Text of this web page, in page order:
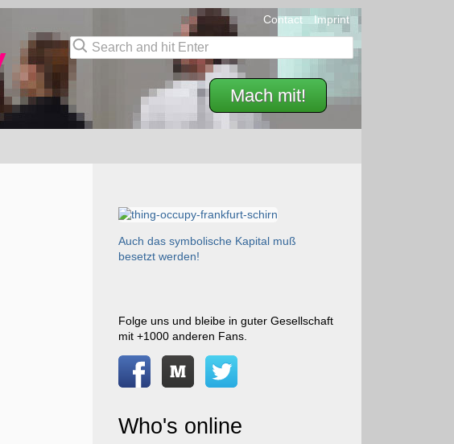
Mach mit!
Contact Imprint
Auch das symbolische Kapital muß
besetzt werden!
Folge uns und bleibe in guter Gesellschaft
mit +1000 anderen Fans.
Who's online